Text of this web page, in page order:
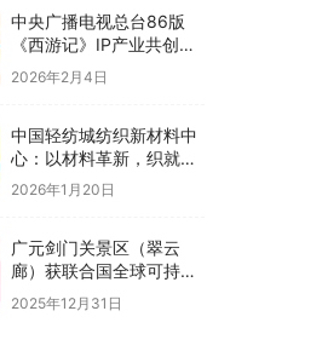
中央广播电视总台86版
《西游记》IP产业共创大
会在京举办
2026年2月4日
中国轻纺城纺织新材料中
心：以材料革新，织就全
球纺织未来新图景
2026年1月20日
广元剑门关景区（翠云
廊）获联合国全球可持续
“地球家园”范例奖
2025年12月31日